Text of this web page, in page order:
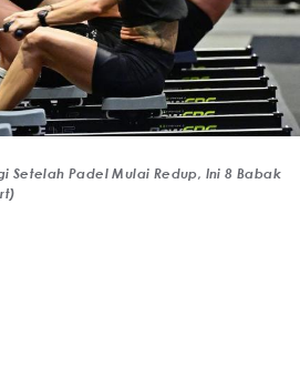
Setelah Padel Mulai Redup, Ini 8 Babak